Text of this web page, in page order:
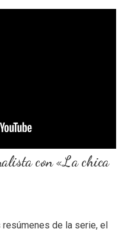
con «La chica
de la serie, el